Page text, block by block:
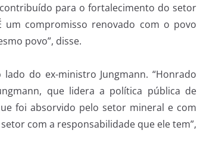
para o fortalecimento do setor
um compromisso renovado com o povo
povo”, disse.
do ex-ministro Jungmann. “Honrado
que lidera a política pública de
foi absorvido pelo setor mineral e com
com a responsabilidade que ele tem”,